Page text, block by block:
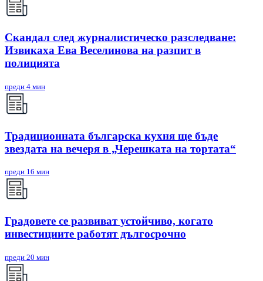
Скандал след журналистическо разследване:
Извикаха Ева Веселинова на разпит в
полицията
преди 4 мин
Традиционната българска кухня ще бъде
звездата на вечеря в „Черешката на тортата“
преди 16 мин
Градовете се развиват устойчиво, когато
инвестициите работят дългосрочно
преди 20 мин